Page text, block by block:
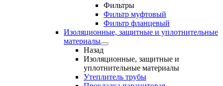
Фильтры
Фильтр муфтовый
Фильтр фланцевый
Изоляционные, защитные и уплотнительные
материалы
Назад
Изоляционные, защитные и
уплотнительные материалы
Утеплитель трубы